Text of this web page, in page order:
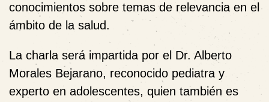
conocimientos sobre temas de relevancia en el
ámbito de la salud.
La charla será impartida por el Dr. Alberto
Morales Bejarano, reconocido pediatra y
experto en adolescentes, quien también es